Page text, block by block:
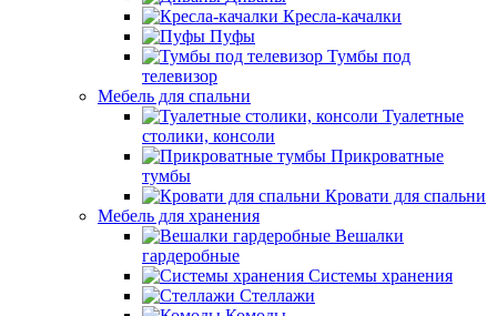
Кресла-качалки
Пуфы
Тумбы под
телевизор
Мебель для спальни
Туалетные
столики, консоли
Прикроватные
тумбы
Кровати для спальни
Мебель для хранения
Вешалки
гардеробные
Системы хранения
Стеллажи